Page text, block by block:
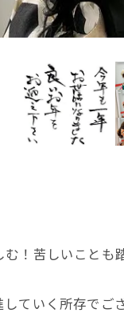
！苦しいことも
ていく所存でご